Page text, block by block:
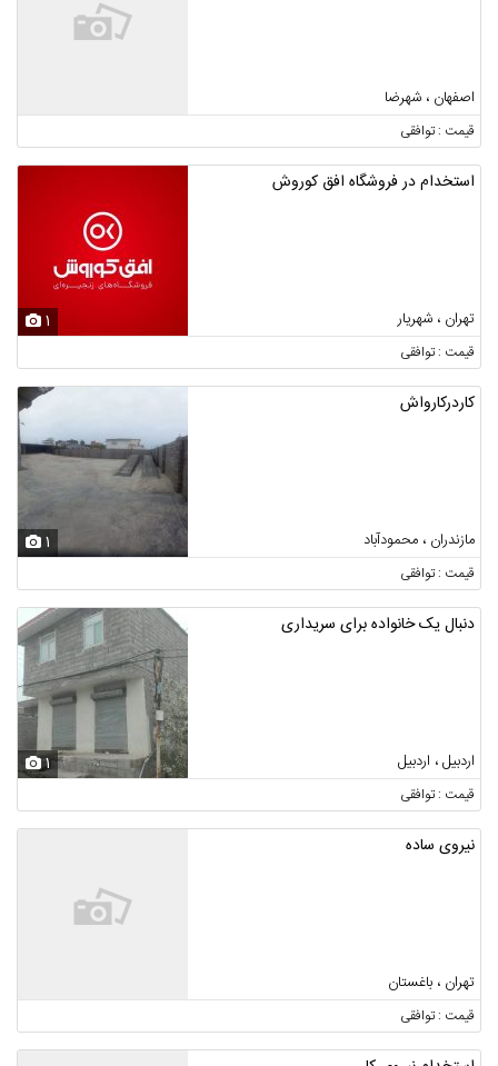
اصفهان ، شهرضا
قیمت : توافقی
استخدام در فروشگاه افق کوروش
تهران ، شهریار 1
قیمت : توافقی
کاردرکارواش
مازندران ، محمودآباد 1
قیمت : توافقی
دنبال یک خانواده برای سریداری
اردبیل ، اردبیل 1
قیمت : توافقی
نیروی ساده
تهران ، باغستان
قیمت : توافقی